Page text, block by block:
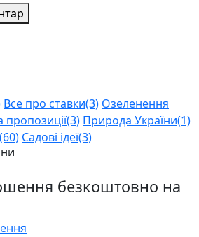
Все про ставки(3) Озеленення
пропозиції(3) Природа України(1)
(60) Садові ідеї(3)
безкоштовно на